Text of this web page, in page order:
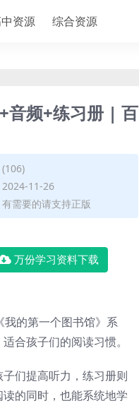
资源 综合资源
音频+练习册 | 百
11-26
需要的请支持正版
万份学习资料下载
的第一个图书馆》系
合孩子们的阅读习惯。
们提高听力，练习册则
的同时，也能系统地学